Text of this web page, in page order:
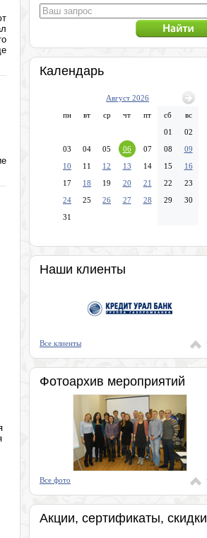
Календарь
Август 2026
пн
вт ср чт пт сб
вс
01
02
03
04 05 06 07 08
09
10
11 12 13 14 15
16
17
18 19 20 21 22
23
24
25 26 27 28 29
30
31
Наши клиенты
Все клиенты
Фотоархив мероприятий
Все фото
Акции, сертификаты, скидки